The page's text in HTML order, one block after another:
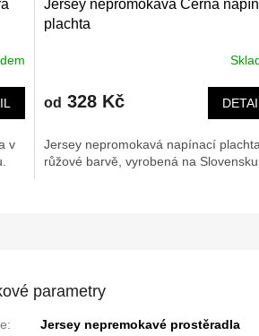
v
Jersey nepromokavá Černá
plachta
od 328 Kč
Jersey nepromokavá napínací
růžové barvě, vyrobená na Slovensku.
parametry
:
Jersey nepremokavé prostěradla